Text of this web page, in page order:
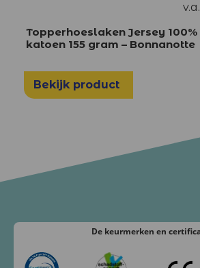
v.a.
Topperhoeslaken Jersey
katoen 155 gram – Bonnanotte
Bekijk product
De keurmerken en